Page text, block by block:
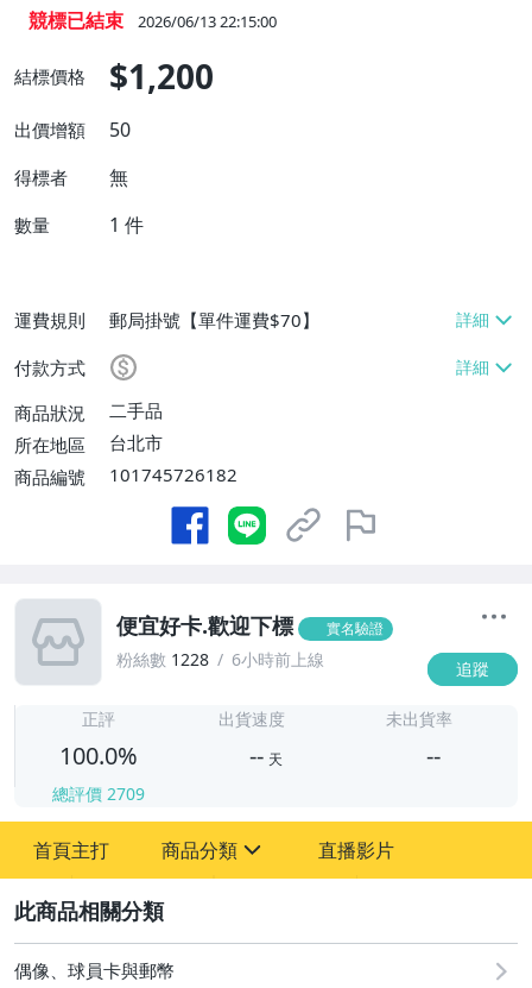
競標已結束 2026/06/13 22:15:00
結標價格 $1,200
出價增額 50
得標者 無
數量 1 件
運費規則
郵局掛號【單件運費$70】
付款方式
商品狀況
二手品
所在地區
台北市
商品編號
101745726182
便宜好卡.歡迎下標 實名驗證
粉絲數 1228 6小時前上線 追蹤
正評
100.0%
總評價 2709
出貨速度
-- 天
未出貨率
--
首頁主打 商品分類
偶像、球員卡與郵幣
直播影片
偶像、球員卡與郵幣